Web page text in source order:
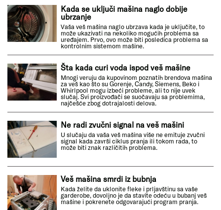
Kada se uključi mašina naglo dobije
ubrzanje
Vaša veš mašina naglo ubrzava kada je uključite, to
može ukazivati na nekoliko mogućih problema sa
uređajem. Prvo, ovo može biti posledica problema sa
kontrolnim sistemom mašine.
Šta kada curi voda ispod veš mašine
Mnogi veruju da kupovinom poznatih brendova mašina
za veš kao što su Gorenje, Candy, Siemens, Beko i
Whirlpool mogu izbeći probleme, ali to nije uvek
slučaj. Svi proizvođači se suočavaju sa problemima,
najčešće zbog dotrajalosti delova.
Ne radi zvučni signal na veš mašini
U slučaju da vaša veš mašina više ne emituje zvučni
signal kada završi ciklus pranja ili tokom rada, to
može biti znak različitih problema.
Veš mašina smrdi iz bubnja
Kada želite da uklonite fleke i prljavštinu sa vaše
garderobe, dovoljno je da stavite odeću u bubanj veš
mašine i pokrenete odgovarajući program pranja.